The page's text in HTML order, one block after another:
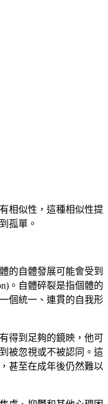
相似性，這種相似性提
孤單。
的自體發展可能會受到
。自體碎裂是指個體的
個統一、連貫的自我形
得到足夠的鏡映，他可
被忽視或不被認同。這
甚至在成年後仍然難以